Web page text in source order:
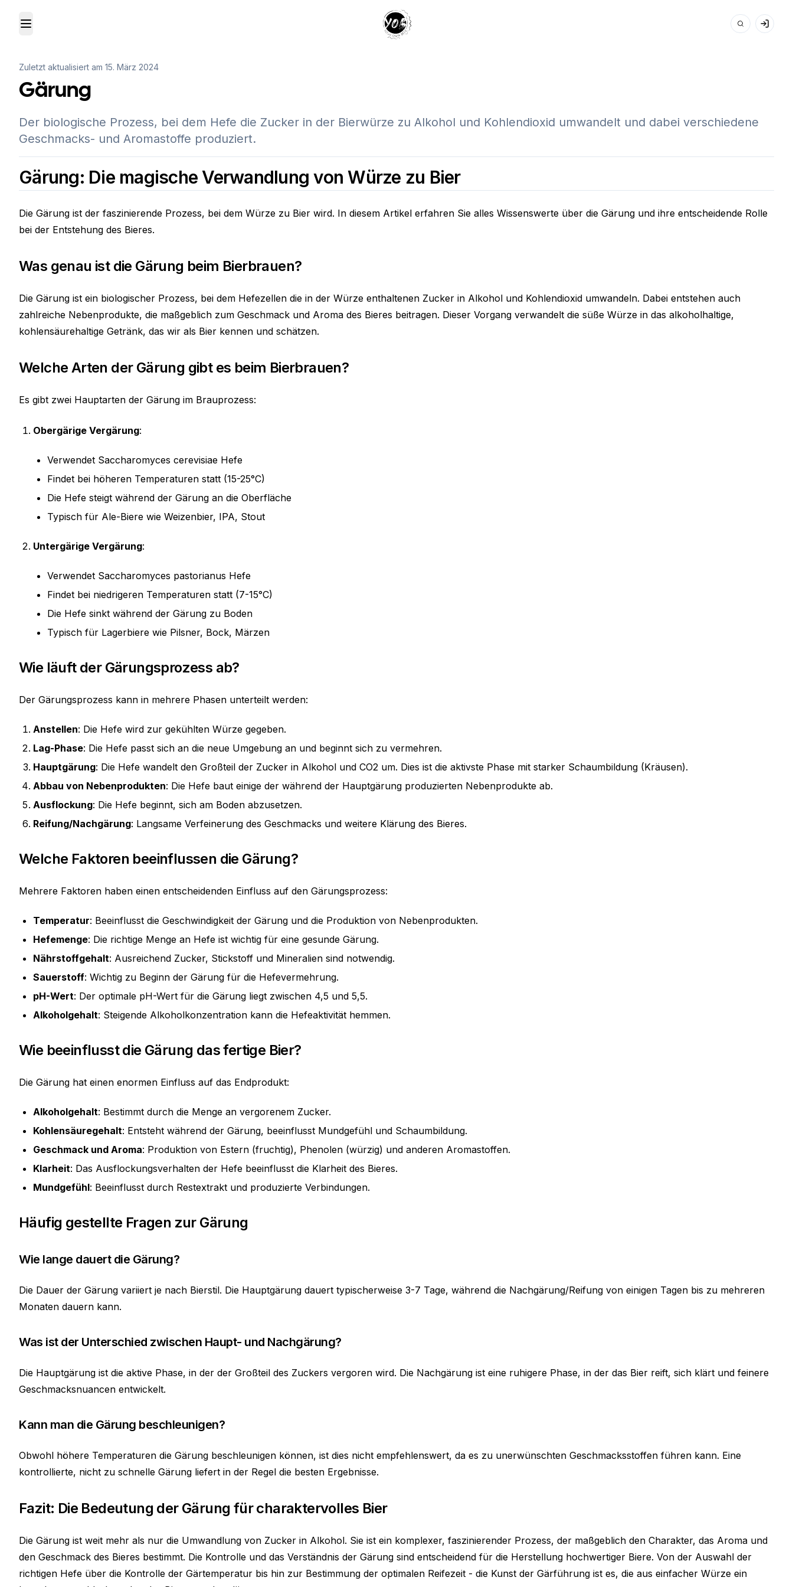
Toggle Menu Your Own Beer
Zuletzt aktualisiert am 15. März 2024
Gärung
Der biologische Prozess, bei dem Hefe die Zucker in der Bierwürze zu Alkohol und Kohlendioxid umwandelt und dabei verschiedene
Geschmacks- und Aromastoffe produziert.
Gärung: Die magische Verwandlung von Würze zu Bier
Die Gärung ist der faszinierende Prozess, bei dem Würze zu Bier wird. In diesem Artikel erfahren Sie alles Wissenswerte über die Gärung und ihre entscheidende Rolle
bei der Entstehung des Bieres.
Was genau ist die Gärung beim Bierbrauen?
Die Gärung ist ein biologischer Prozess, bei dem Hefezellen die in der Würze enthaltenen Zucker in Alkohol und Kohlendioxid umwandeln. Dabei entstehen auch
zahlreiche Nebenprodukte, die maßgeblich zum Geschmack und Aroma des Bieres beitragen. Dieser Vorgang verwandelt die süße Würze in das alkoholhaltige,
kohlensäurehaltige Getränk, das wir als Bier kennen und schätzen.
Welche Arten der Gärung gibt es beim Bierbrauen?
Es gibt zwei Hauptarten der Gärung im Brauprozess:
Obergärige Vergärung:
Verwendet Saccharomyces cerevisiae Hefe
Findet bei höheren Temperaturen statt (15-25°C)
Die Hefe steigt während der Gärung an die Oberfläche
Typisch für Ale-Biere wie Weizenbier, IPA, Stout
Untergärige Vergärung:
Verwendet Saccharomyces pastorianus Hefe
Findet bei niedrigeren Temperaturen statt (7-15°C)
Die Hefe sinkt während der Gärung zu Boden
Typisch für Lagerbiere wie Pilsner, Bock, Märzen
Wie läuft der Gärungsprozess ab?
Der Gärungsprozess kann in mehrere Phasen unterteilt werden:
Anstellen: Die Hefe wird zur gekühlten Würze gegeben.
Lag-Phase: Die Hefe passt sich an die neue Umgebung an und beginnt sich zu vermehren.
Hauptgärung: Die Hefe wandelt den Großteil der Zucker in Alkohol und CO2 um. Dies ist die aktivste Phase mit starker Schaumbildung (Kräusen).
Abbau von Nebenprodukten: Die Hefe baut einige der während der Hauptgärung produzierten Nebenprodukte ab.
Ausflockung: Die Hefe beginnt, sich am Boden abzusetzen.
Reifung/Nachgärung: Langsame Verfeinerung des Geschmacks und weitere Klärung des Bieres.
Welche Faktoren beeinflussen die Gärung?
Mehrere Faktoren haben einen entscheidenden Einfluss auf den Gärungsprozess:
Temperatur: Beeinflusst die Geschwindigkeit der Gärung und die Produktion von Nebenprodukten.
Hefemenge: Die richtige Menge an Hefe ist wichtig für eine gesunde Gärung.
Nährstoffgehalt: Ausreichend Zucker, Stickstoff und Mineralien sind notwendig.
Sauerstoff: Wichtig zu Beginn der Gärung für die Hefevermehrung.
pH-Wert: Der optimale pH-Wert für die Gärung liegt zwischen 4,5 und 5,5.
Alkoholgehalt: Steigende Alkoholkonzentration kann die Hefeaktivität hemmen.
Wie beeinflusst die Gärung das fertige Bier?
Die Gärung hat einen enormen Einfluss auf das Endprodukt:
Alkoholgehalt: Bestimmt durch die Menge an vergorenem Zucker.
Kohlensäuregehalt: Entsteht während der Gärung, beeinflusst Mundgefühl und Schaumbildung.
Geschmack und Aroma: Produktion von Estern (fruchtig), Phenolen (würzig) und anderen Aromastoffen.
Klarheit: Das Ausflockungsverhalten der Hefe beeinflusst die Klarheit des Bieres.
Mundgefühl: Beeinflusst durch Restextrakt und produzierte Verbindungen.
Häufig gestellte Fragen zur Gärung
Wie lange dauert die Gärung?
Die Dauer der Gärung variiert je nach Bierstil. Die Hauptgärung dauert typischerweise 3-7 Tage, während die Nachgärung/Reifung von einigen Tagen bis zu mehreren
Monaten dauern kann.
Was ist der Unterschied zwischen Haupt- und Nachgärung?
Die Hauptgärung ist die aktive Phase, in der der Großteil des Zuckers vergoren wird. Die Nachgärung ist eine ruhigere Phase, in der das Bier reift, sich klärt und feinere
Geschmacksnuancen entwickelt.
Kann man die Gärung beschleunigen?
Obwohl höhere Temperaturen die Gärung beschleunigen können, ist dies nicht empfehlenswert, da es zu unerwünschten Geschmacksstoffen führen kann. Eine
kontrollierte, nicht zu schnelle Gärung liefert in der Regel die besten Ergebnisse.
Fazit: Die Bedeutung der Gärung für charaktervolles Bier
Die Gärung ist weit mehr als nur die Umwandlung von Zucker in Alkohol. Sie ist ein komplexer, faszinierender Prozess, der maßgeblich den Charakter, das Aroma und
den Geschmack des Bieres bestimmt. Die Kontrolle und das Verständnis der Gärung sind entscheidend für die Herstellung hochwertiger Biere. Von der Auswahl der
richtigen Hefe über die Kontrolle der Gärtemperatur bis hin zur Bestimmung der optimalen Reifezeit - die Kunst der Gärführung ist es, die aus einfacher Würze ein